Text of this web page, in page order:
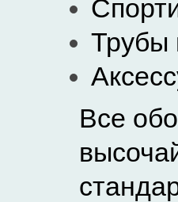
Трубы
Все